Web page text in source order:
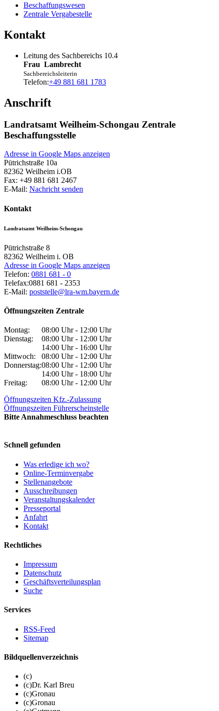
Beschaffungswesen
Zentrale Vergabestelle
Kontakt
Leitung des Sachbereichs 10.4
Frau Lambrecht
Sachbereichsleiterin
Telefon:+49 881 681 1783
Anschrift
Landratsamt Weilheim-Schongau Zentrale
Beschaffungsstelle
Adresse in Google Maps anzeigen
Pütrichstraße 10a
82362 Weilheim i.OB
Fax: +49 881 681 2467
E-Mail: Nachricht senden
Kontakt
Landratsamt Weilheim-Schongau
Pütrichstraße 8
82362 Weilheim i. OB
Adresse in Google Maps anzeigen
Telefon: 0881 681 - 0
Telefax:0881 681 - 2353
E-Mail: poststelle@lra-wm.bayern.de
Öffnungszeiten Zentrale
Montag:
08:00 Uhr - 12:00 Uhr
Dienstag:
08:00 Uhr - 12:00 Uhr
14:00 Uhr - 16:00 Uhr
Mittwoch:
08:00 Uhr - 12:00 Uhr
Donnerstag:08:00 Uhr - 12:00 Uhr
14:00 Uhr - 18:00 Uhr
Freitag:
08:00 Uhr - 12:00 Uhr
Öffnungszeiten Kfz.-Zulassung
Öffnungszeiten Führerscheinstelle
Bitte Annahmeschluss beachten
Schnell gefunden
Was erledige ich wo?
Online-Terminvergabe
Stellenangebote
Ausschreibungen
Veranstaltungskalender
Presseportal
Anfahrt
Kontakt
Rechtliches
Impressum
Datenschutz
Geschäftsverteilungsplan
Suche
Services
RSS-Feed
Sitemap
Bildquellenverzeichnis
(c)
(c)Dr. Karl Breu
(c)Gronau
(c)Gronau